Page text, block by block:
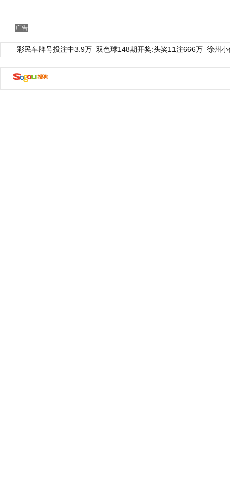
广告
彩民车牌号投注中3.9万 双色球148期开奖:头奖11注666万 徐州